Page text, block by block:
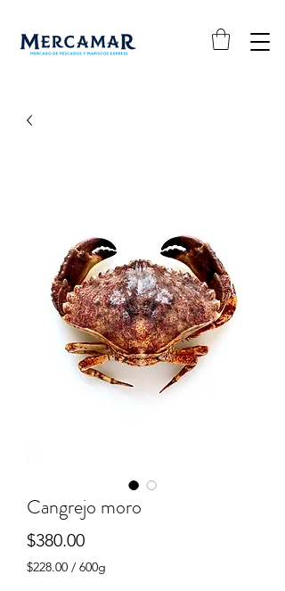
Cangrejo moro
$380.00Precio
$228.00 / 600g